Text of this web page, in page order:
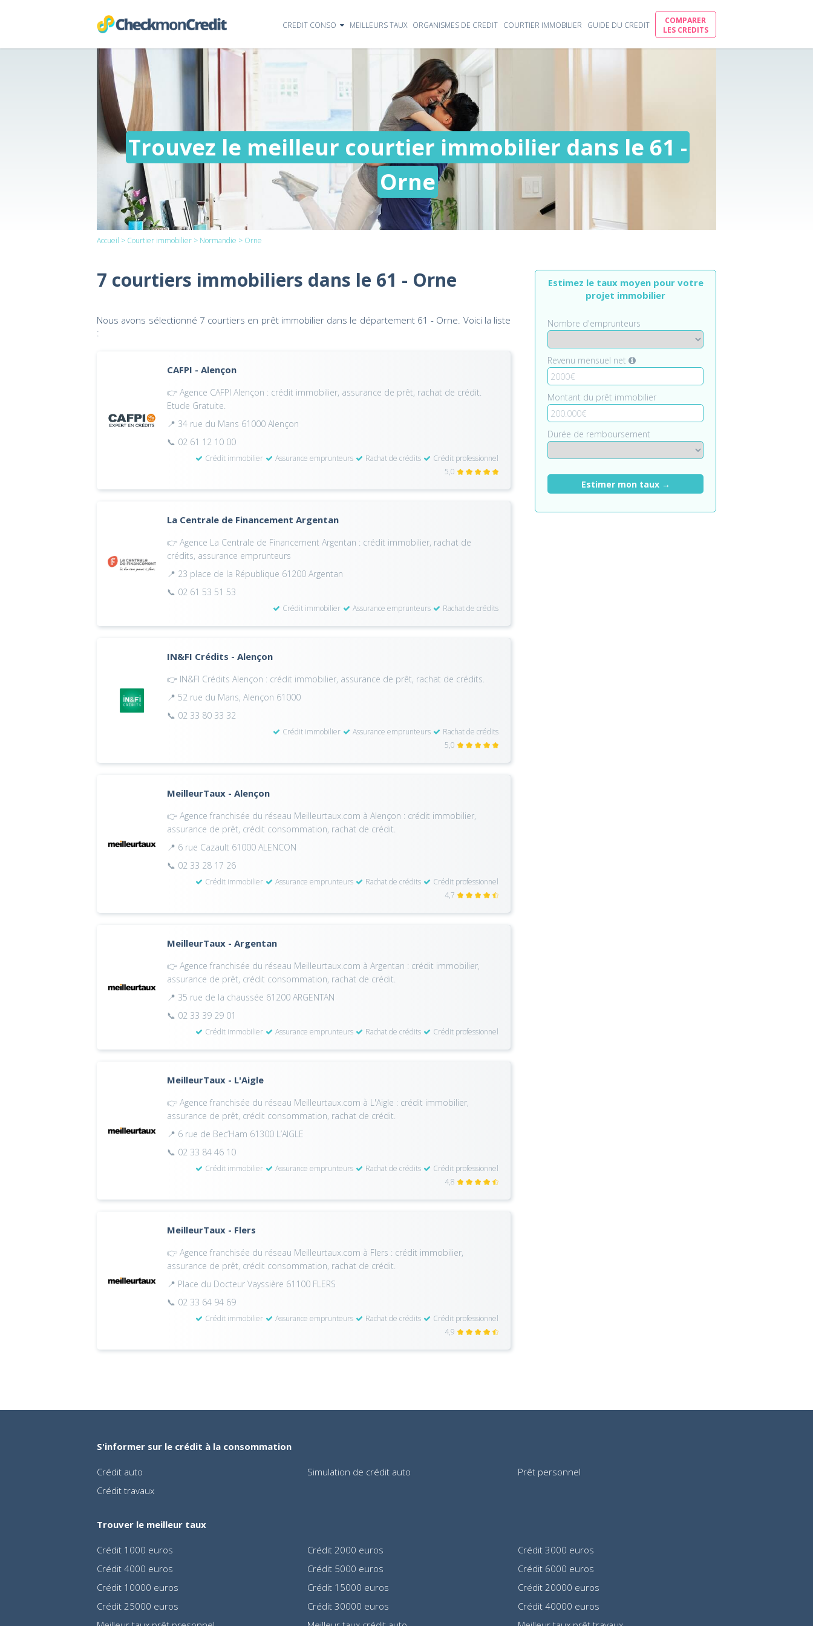
CREDIT CONSO MEILLEURS TAUX ORGANISMES DE CREDIT COURTIER IMMOBILIER GUIDE DU CREDIT
COMPARER
LES CREDITS
Trouvez le meilleur courtier immobilier dans le 61 -
Orne
Accueil > Courtier immobilier > Normandie > Orne
7 courtiers immobiliers dans le 61 - Orne
Nous avons sélectionné 7 courtiers en prêt immobilier dans le département 61 - Orne. Voici la liste
:
CAFPI - Alençon
👉 Agence CAFPI Alençon : crédit immobilier, assurance de prêt, rachat de crédit.
Etude Gratuite.
📍 34 rue du Mans 61000 Alençon
📞 02 61 12 10 00
Crédit immobilier Assurance emprunteurs Rachat de crédits
Crédit professionnel
5,0
La Centrale de Financement Argentan
👉 Agence La Centrale de Financement Argentan : crédit immobilier, rachat de
crédits, assurance emprunteurs
📍 23 place de la République 61200 Argentan
📞 02 61 53 51 53
Crédit immobilier Assurance emprunteurs Rachat de crédits
IN&FI Crédits - Alençon
👉 IN&FI Crédits Alençon : crédit immobilier, assurance de prêt, rachat de crédits.
📍 52 rue du Mans, Alençon 61000
📞 02 33 80 33 32
Crédit immobilier Assurance emprunteurs
Rachat de crédits
5,0
MeilleurTaux - Alençon
👉 Agence franchisée du réseau Meilleurtaux.com à Alençon : crédit immobilier,
assurance de prêt, crédit consommation, rachat de crédit.
📍 6 rue Cazault 61000 ALENCON
📞 02 33 28 17 26
Crédit immobilier Assurance emprunteurs Rachat de crédits
Crédit professionnel
4,7
MeilleurTaux - Argentan
👉 Agence franchisée du réseau Meilleurtaux.com à Argentan : crédit immobilier,
assurance de prêt, crédit consommation, rachat de crédit.
📍 35 rue de la chaussée 61200 ARGENTAN
📞 02 33 39 29 01
Crédit immobilier Assurance emprunteurs Rachat de crédits Crédit professionnel
MeilleurTaux - L'Aigle
👉 Agence franchisée du réseau Meilleurtaux.com à L'Aigle : crédit immobilier,
assurance de prêt, crédit consommation, rachat de crédit.
📍 6 rue de Bec’Ham 61300 L’AIGLE
📞 02 33 84 46 10
Crédit immobilier Assurance emprunteurs Rachat de crédits
Crédit professionnel
4,8
MeilleurTaux - Flers
👉 Agence franchisée du réseau Meilleurtaux.com à Flers : crédit immobilier,
assurance de prêt, crédit consommation, rachat de crédit.
📍 Place du Docteur Vayssière 61100 FLERS
📞 02 33 64 94 69
Crédit immobilier Assurance emprunteurs Rachat de crédits
Crédit professionnel
4,9
Estimez le taux moyen pour votre
projet immobilier
Nombre d'emprunteurs
Revenu mensuel net
Montant du prêt immobilier
Durée de remboursement
Estimer mon taux →
S'informer sur le crédit à la consommation
Crédit auto Simulation de crédit auto
Prêt personnel
Crédit travaux
Trouver le meilleur taux
Crédit 1000 euros Crédit 2000 euros
Crédit 3000 euros
Crédit 4000 euros
Crédit 5000 euros
Crédit 6000 euros
Crédit 10000 euros
Crédit 15000 euros
Crédit 20000 euros
Crédit 25000 euros
Crédit 30000 euros
Crédit 40000 euros